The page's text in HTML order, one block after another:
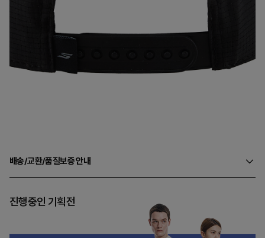
배송/교환/품질보증 안내
진행중인 기획전